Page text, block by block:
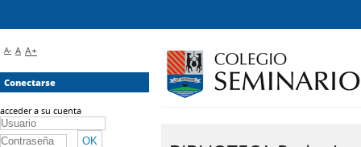
A- A A+
Conectarse
acceder a su cuenta